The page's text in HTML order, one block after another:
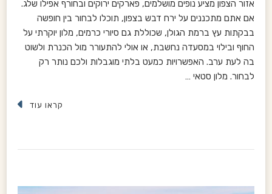
אזור הצפון מציע נופים מושלמים, פארקים ירוקים ובחורף אפילו שלג.
אם אתם מתכננים על ירח דבש בצפון, תוכלו לבחור בין חופשה
בבקתות עץ ברמת הגולן, שכוללת גם סיורי כרמים, מלון יוקרתי על
החוף ובילוי במסעדה נחשבת, או אולי להתעורר מול הכנרת ולשוט
בה לעת ערב. האפשרויות כמעט בלתי מוגבלות ולכם נותר רק
לבחור. מלון סטאי …
קראו עוד